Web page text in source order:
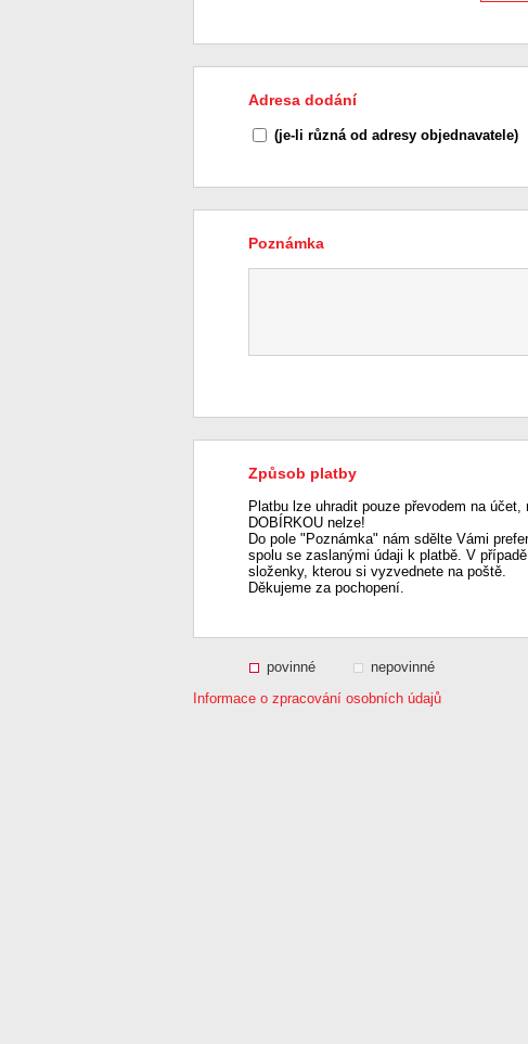
Adresa dodání
(je-li různá od adresy objednavatele)
Poznámka
Způsob platby
Platbu lze uhradit pouze převodem na účet,
DOBÍRKOU nelze!
Do pole "Poznámka" nám sdělte Vámi
spolu se zaslanými údaji k platbě. V
složenky, kterou si vyzvednete na poště.
Děkujeme za pochopení.
povinné
nepovinné
Informace o zpracování osobních údajů